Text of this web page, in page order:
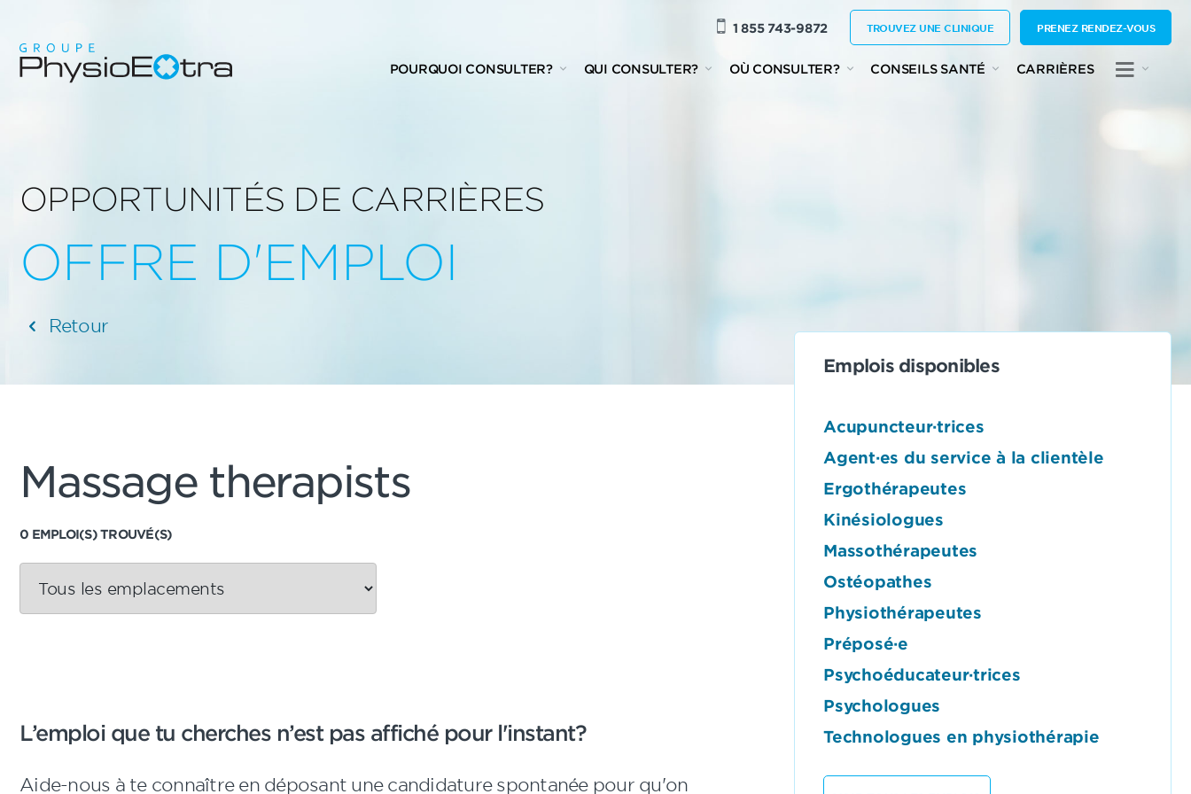
1 855 743-9872 TROUVEZ UNE CLINIQUE PRENEZ RENDEZ-VOUS
POURQUOI CONSULTER? QUI CONSULTER? OÙ CONSULTER? CONSEILS SANTÉ CARRIÈRES
OPPORTUNITÉS DE CARRIÈRES
OFFRE D'EMPLOI
Retour
Massage therapists
0 EMPLOI(S) TROUVÉ(S)
L’emploi que tu cherches n’est pas affiché pour l'instant?
Aide-nous à te connaître en déposant une candidature spontanée pour qu'on
Emplois disponibles
Acupuncteur·trices
Agent·es du service à la clientèle
Ergothérapeutes
Kinésiologues
Massothérapeutes
Ostéopathes
Physiothérapeutes
Préposé·e
Psychoéducateur·trices
Psychologues
Technologues en physiothérapie